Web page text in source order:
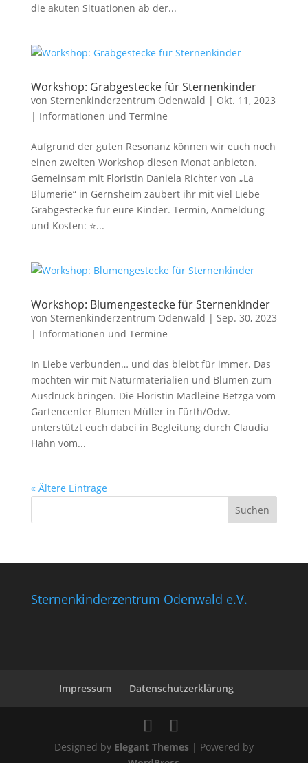
die akuten Situationen ab der...
Workshop: Grabgestecke für Sternenkinder
von Sternenkinderzentrum Odenwald | Okt. 11, 2023
| Informationen und Termine
Aufgrund der guten Resonanz können wir euch noch
einen zweiten Workshop diesen Monat anbieten.
Gemeinsam mit Floristin Daniela Richter von „La
Blümerie“ in Gernsheim zaubert ihr mit viel Liebe
Grabgestecke für eure Kinder. Termin, Anmeldung
und Kosten: ⭐...
Workshop: Blumengestecke für Sternenkinder
von Sternenkinderzentrum Odenwald | Sep. 30, 2023
| Informationen und Termine
In Liebe verbunden… und das bleibt für immer. Das
möchten wir mit Naturmaterialien und Blumen zum
Ausdruck bringen. Die Floristin Madleine Betzga vom
Gartencenter Blumen Müller in Fürth/Odw.
unterstützt euch dabei in Begleitung durch Claudia
Hahn vom...
« Ältere Einträge
Sternenkinderzentrum Odenwald e.V.
Impressum Datenschutzerklärung
Designed by Elegant Themes| Powered by